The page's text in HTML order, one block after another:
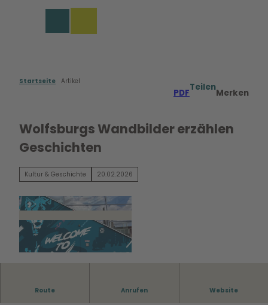
Startseite Artikel
PDF
Teilen
Merken
Wolfsburgs Wandbilder erzählen
Geschichten
Kultur & Geschichte 20.02.2026
bahnhofs WMG Wolfsburg |
Route Anrufen Website